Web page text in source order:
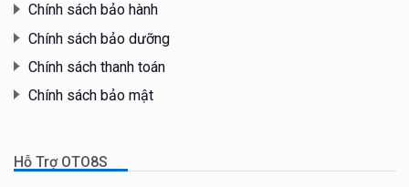
Chính sách bảo hành
Chính sách bảo dưỡng
Chính sách thanh toán
Chính sách bảo mật
Hỗ Trợ OTO8S